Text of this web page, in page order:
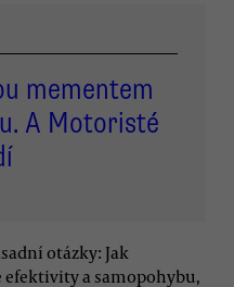
mementem
A Motoristé
otázky: Jak
a samopohybu,